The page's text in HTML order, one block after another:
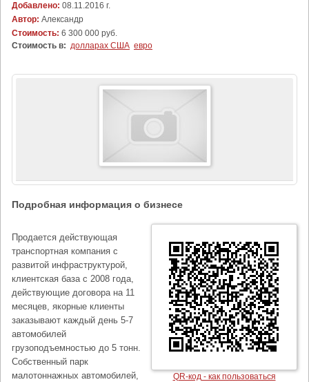
Добавлено: 08.11.2016 г.
Автор: Александр
Стоимость: 6 300 000 руб.
Стоимость в: долларах США евро
Подробная информация о бизнесе
QR-код - как пользоваться
Продается действующая
транспортная компания с
развитой инфраструктурой,
клиентская база с 2008 года,
действующие договора на 11
месяцев, якорные клиенты
заказывают каждый день 5-7
автомобилей
грузоподъемностью до 5 тонн.
Собственный парк
малотоннажных автомобилей,